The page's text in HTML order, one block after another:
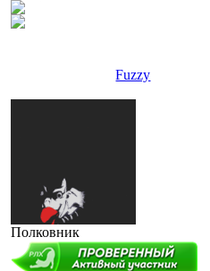
Fuzzy
Полковник